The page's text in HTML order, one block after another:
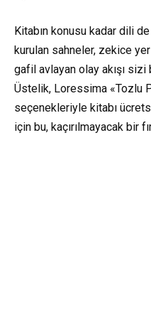
Kitabın konusu kadar dili
kurulan sahneler, zekice
gafil avlayan olay akışı sizi
Üstelik, Loressima «Tozlu
seçenekleriyle kitabı
için bu, kaçırılmayacak bir